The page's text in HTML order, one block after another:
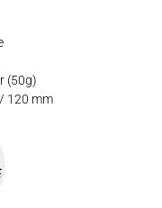
(50g)
120 mm